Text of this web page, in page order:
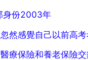
身份2003年
然感覺自己以前高
療保險和養老保險